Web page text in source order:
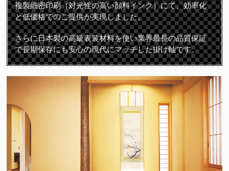
複製細密印刷（対光性の高い顔料インク）にて、効率化
と低価格でのご提供が実現しました。
さらに日本製の高級表装材料を使い業界最長の品質保証
で長期保存にも安心の現代にマッチした掛け軸です。